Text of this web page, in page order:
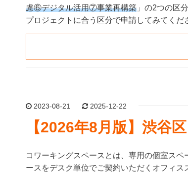
慮⑥デジタル活用⑦事業再構築 」の2つの区
プロジェクトに合う区分で申請してみてくだ
2023-08-21 2025-12-22
【2026年8月版】渋谷
コワーキングスペースとは、専用の個室ス
ースをデスク単位でご契約いただくオフィス